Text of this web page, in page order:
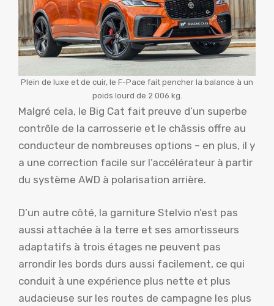
Plein de luxe et de cuir, le F-Pace fait pencher la balance à un
poids lourd de 2 006 kg.
Malgré cela, le Big Cat fait preuve d’un superbe
contrôle de la carrosserie et le châssis offre au
conducteur de nombreuses options – en plus, il y
a une correction facile sur l’accélérateur à partir
du système AWD à polarisation arrière.
D’un autre côté, la garniture Stelvio n’est pas
aussi attachée à la terre et ses amortisseurs
adaptatifs à trois étages ne peuvent pas
arrondir les bords durs aussi facilement, ce qui
conduit à une expérience plus nette et plus
audacieuse sur les routes de campagne les plus